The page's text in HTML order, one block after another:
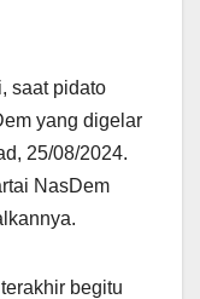
saat pidato
yang digelar
25/08/2024.
NasDem
begitu